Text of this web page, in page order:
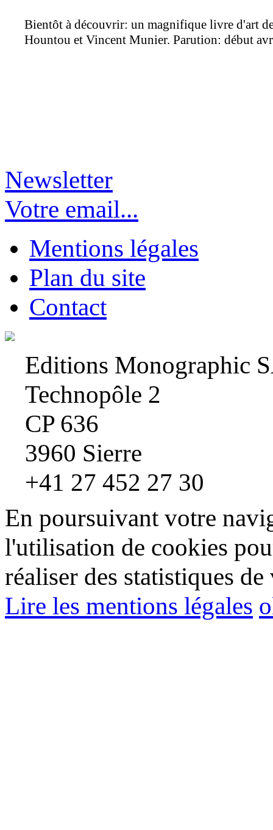
Bientôt à découvrir: un magnifique livre d'art
Hountou et Vincent Munier. Parution: début
Newsletter
Votre email...
Mentions légales
Plan du site
Contact
Editions Monographic
Technopôle 2
CP 636
3960 Sierre
+41 27 452 27 30
En poursuivant votre
l'utilisation de cookies
réaliser des statistiques de
Lire les mentions légales